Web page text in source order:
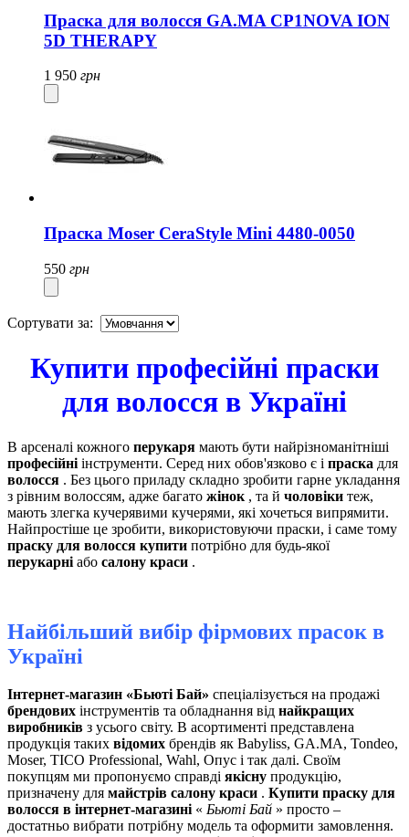
Праска для волосся GA.MA CP1NOVA ION
5D THERAPY
1 950 грн
Праска Moser CeraStyle Mini 4480-0050
550 грн
Сортувати за:
Купити професійні праски
для волосся в Україні
В арсеналі кожного перукаря мають бути найрізноманітніші
професійні інструменти. Серед них обов'язково є і праска для
волосся . Без цього приладу складно зробити гарне укладання
з рівним волоссям, адже багато жінок , та й чоловіки теж,
мають злегка кучерявими кучерями, які хочеться випрямити.
Найпростіше це зробити, використовуючи праски, і саме тому
праску для волосся купити потрібно для будь-якої
перукарні або салону краси .
Найбільший вибір фірмових прасок в
Україні
Інтернет-магазин «Бьюті Бай» спеціалізується на продажі
брендових інструментів та обладнання від найкращих
виробників з усього світу. В асортименті представлена ​​
продукція таких відомих брендів як Babyliss, GA.MA, Tondeo,
Moser, TICO Professional, Wahl, Опус і так далі. Своїм
покупцям ми пропонуємо справді якісну продукцію,
призначену для майстрів салону краси . Купити праску для
волосся в інтернет-магазині« Бьюті Бай » просто –
достатньо вибрати потрібну модель та оформити замовлення.